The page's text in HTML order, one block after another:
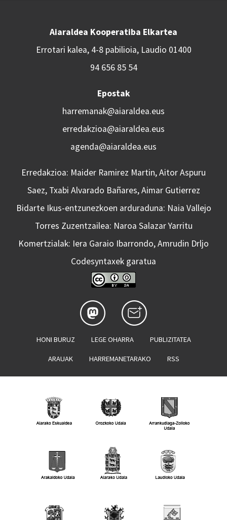
Aiaraldea Kooperatiba Elkartea
Errotari kalea, 4-8 pabilioia, Laudio 01400
94 656 85 54
Epostak
harremanak@aiaraldea.eus
erredakzioa@aiaraldea.eus
agenda@aiaraldea.eus
Erredakzioa: Maider Ramirez Martin, Aitor Aspuru
Saez, Txabi Alvarado Bañares, Aimar Gutierrez
Bidarte Ikus-entzunezkoen arduraduna: Naia Vallejo
Torres Zuzentzailea: Naroa Salazar Yarritu
Komertzialak: Iera Garaio Ibarrondo, Amrudin Drljo
Codesyntaxek garatua
HONI BURUZ LEGE OHARRA PUBLIZITATEA
ARAUAK HARREMANETARAKO RSS